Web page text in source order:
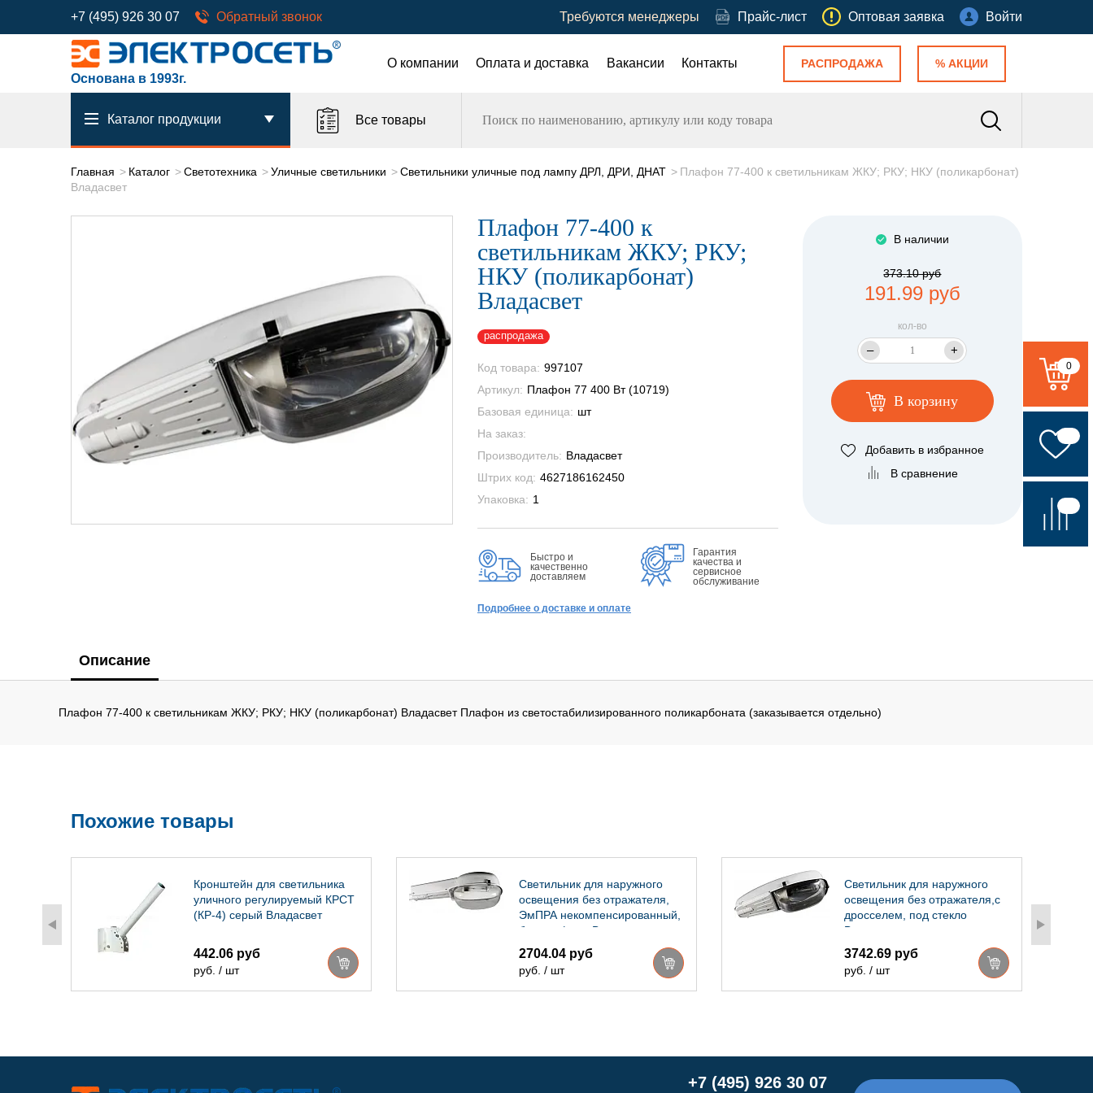
+7 (495) 926 30 07 Обратный звонок Требуются менеджеры Прайс-лист Оптовая заявка Войти
Основана в 1993г.
О компании Оплата и доставка Вакансии Контакты РАСПРОДАЖА % АКЦИИ
Каталог продукции Все товары
Главная Каталог Светотехника Уличные светильники Светильники уличные под лампу ДРЛ, ДРИ, ДНАТ
Плафон 77-400 к светильникам ЖКУ; РКУ; НКУ (поликарбонат)
Владасвет
Плафон 77-400 к
светильникам ЖКУ; РКУ;
НКУ (поликарбонат)
Владасвет
распродажа
Код товара: 997107
Артикул: Плафон 77 400 Вт (10719)
Базовая единица: шт
На заказ:
Производитель: Владасвет
Штрих код: 4627186162450
Упаковка: 1
Быстро и
качественно
доставляем
Гарантия
качества и
сервисное
обслуживание
Подробнее о доставке и оплате
В наличии
373.10 руб
191.99 руб
кол-во
– +
В корзину
Добавить в избранное
В сравнение
Описание
Плафон 77-400 к светильникам ЖКУ; РКУ; НКУ (поликарбонат) Владасвет Плафон из светостабилизированного поликарбоната (заказывается отдельно)
Похожие товары
Кронштейн для светильника
уличного регулируемый КРСТ
(КР-4) серый Владасвет
442.06 руб
руб. / шт
Светильник для наружного
освещения без отражателя,
ЭмПРА некомпенсированный,
без плафона Владасвет
2704.04 руб
руб. / шт
Светильник для наружного
освещения без отражателя,с
дросселем, под стекло
Владасвет
3742.69 руб
руб. / шт
+7 (495) 926 30 07
0